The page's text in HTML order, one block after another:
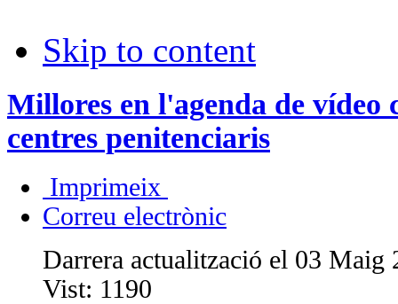
Skip to content
Millores en l'agenda de vídeo
centres penitenciaris
Imprimeix
Correu electrònic
Darrera actualització el 03 Maig
Vist: 1190